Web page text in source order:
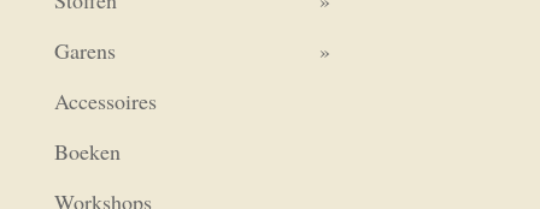
Garens
Accessoires
Boeken
Workshops